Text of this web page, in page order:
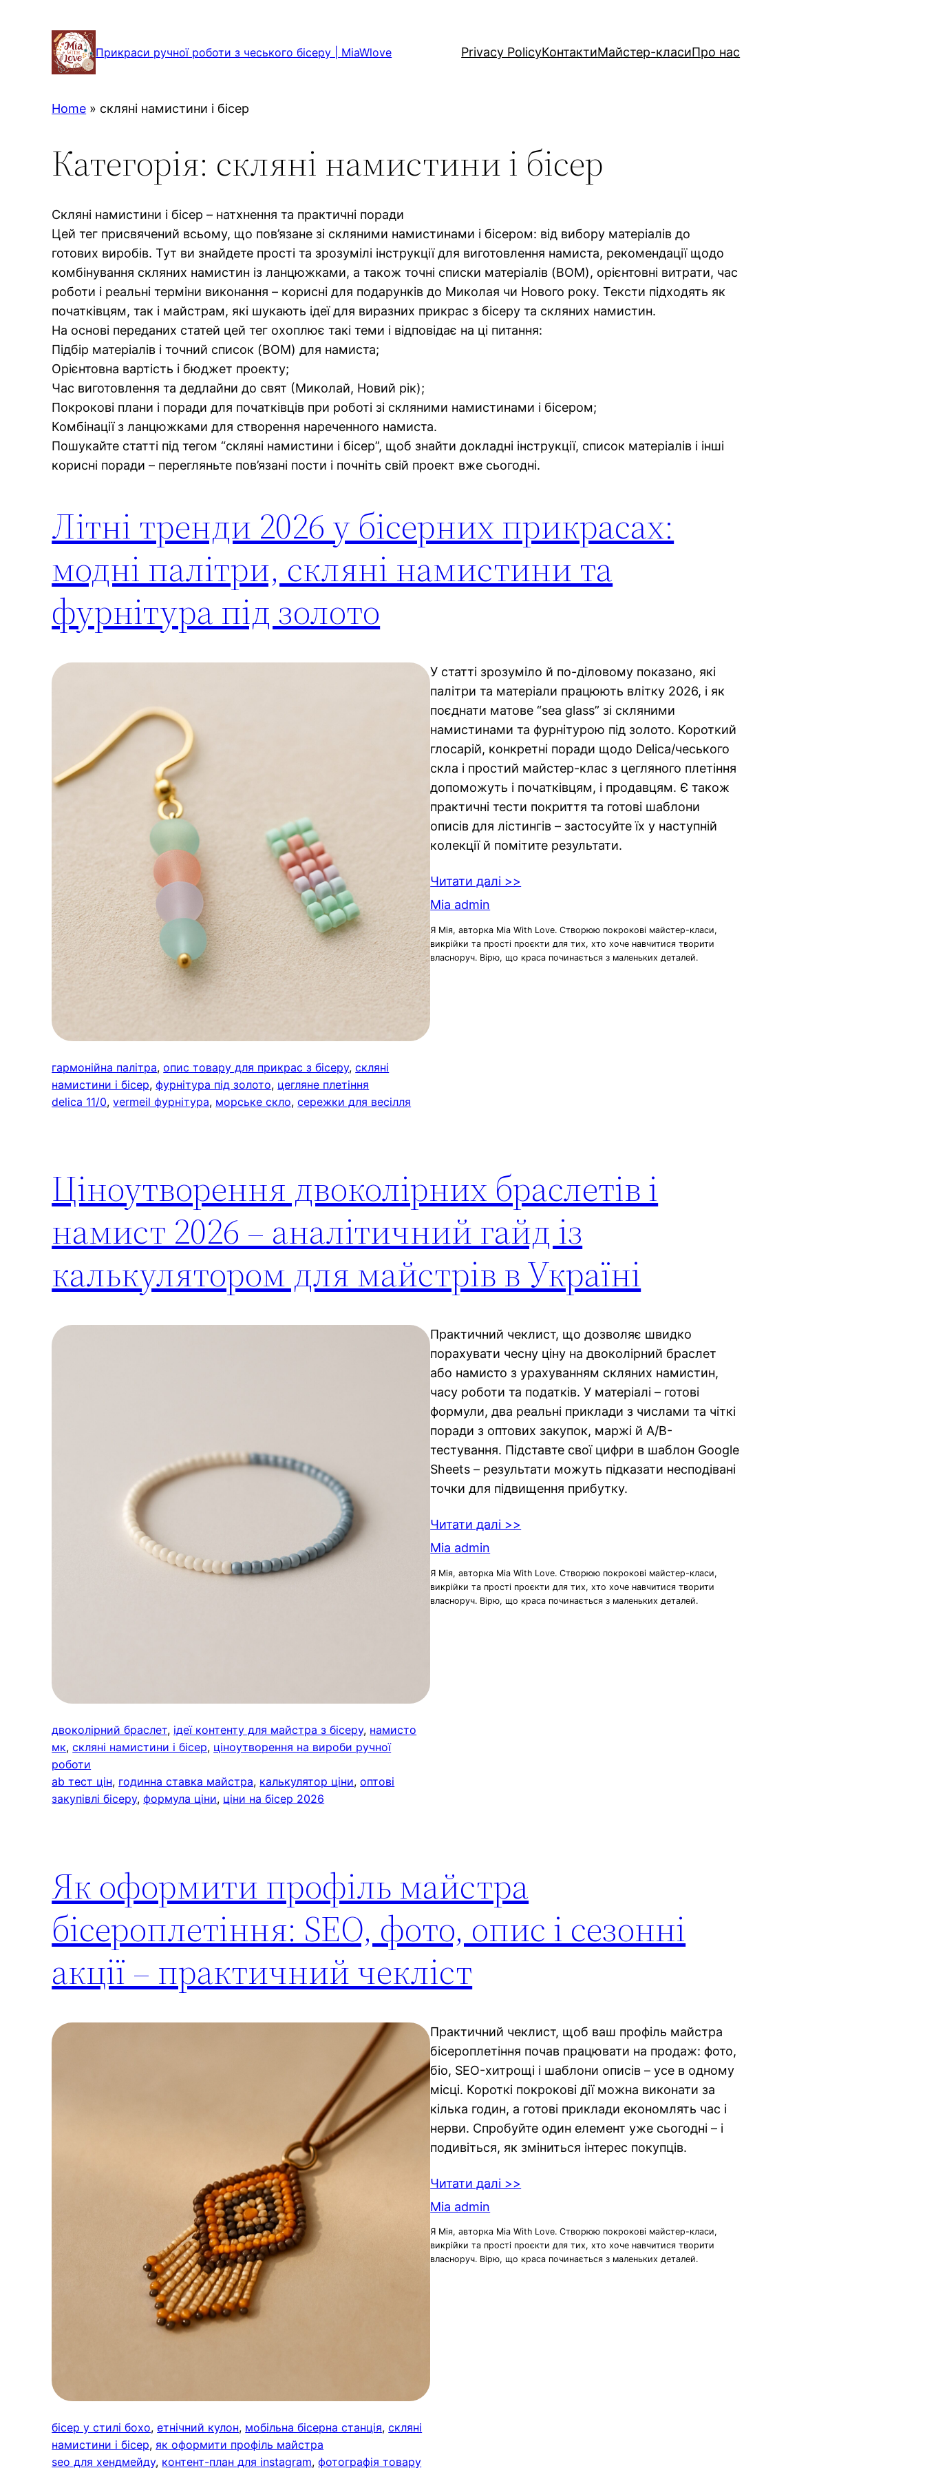
Прикраси ручної роботи з чеського бісеру | MiaWlove Privacy PolicyКонтактиМайстер-класиПро нас
Home » скляні намистини і бісер
Категорія: скляні намистини і бісер
Скляні намистини і бісер – натхнення та практичні поради
Цей тег присвячений всьому, що пов’язане зі скляними намистинами і бісером: від вибору матеріалів до
готових виробів. Тут ви знайдете прості та зрозумілі інструкції для виготовлення намиста, рекомендації щодо
комбінування скляних намистин із ланцюжками, а також точні списки матеріалів (BOM), орієнтовні витрати, час
роботи і реальні терміни виконання – корисні для подарунків до Миколая чи Нового року. Тексти підходять як
початківцям, так і майстрам, які шукають ідеї для виразних прикрас з бісеру та скляних намистин.
На основі переданих статей цей тег охоплює такі теми і відповідає на ці питання:
Підбір матеріалів і точний список (BOM) для намиста;
Орієнтовна вартість і бюджет проекту;
Час виготовлення та дедлайни до свят (Миколай, Новий рік);
Покрокові плани і поради для початківців при роботі зі скляними намистинами і бісером;
Комбінації з ланцюжками для створення нареченного намиста.
Пошукайте статті під тегом “скляні намистини і бісер”, щоб знайти докладні інструкції, список матеріалів і інші
корисні поради – перегляньте пов’язані пости і почніть свій проект вже сьогодні.
Літні тренди 2026 у бісерних прикрасах:
модні палітри, скляні намистини та
фурнітура під золото
гармонійна палітра, опис товару для прикрас з бісеру, скляні
намистини і бісер, фурнітура під золото, цегляне плетіння
delica 11/0, vermeil фурнітура, морське скло, сережки для весілля
У статті зрозуміло й по-діловому показано, які
палітри та матеріали працюють влітку 2026, і як
поєднати матове “sea glass” зі скляними
намистинами та фурнітурою під золото. Короткий
глосарій, конкретні поради щодо Delica/чеського
скла і простий майстер-клас з цегляного плетіння
допоможуть і початківцям, і продавцям. Є також
практичні тести покриття та готові шаблони
описів для лістингів – застосуйте їх у наступній
колекції й помітите результати.
Читати далі >>
Mia admin
Я Мія, авторка Mia With Love. Створюю покрокові майстер-класи,
викрійки та прості проєкти для тих, хто хоче навчитися творити
власноруч. Вірю, що краса починається з маленьких деталей.
Ціноутворення двоколірних браслетів і
намист 2026 – аналітичний гайд із
калькулятором для майстрів в Україні
двоколірний браслет, ідеї контенту для майстра з бісеру, намисто
мк, скляні намистини і бісер, ціноутворення на вироби ручної
роботи
ab тест цін, годинна ставка майстра, калькулятор ціни, оптові
закупівлі бісеру, формула ціни, ціни на бісер 2026
Практичний чеклист, що дозволяє швидко
порахувати чесну ціну на двоколірний браслет
або намисто з урахуванням скляних намистин,
часу роботи та податків. У матеріалі – готові
формули, два реальні приклади з числами та чіткі
поради з оптових закупок, маржі й A/B-
тестування. Підставте свої цифри в шаблон Google
Sheets – результати можуть підказати несподівані
точки для підвищення прибутку.
Читати далі >>
Mia admin
Я Мія, авторка Mia With Love. Створюю покрокові майстер-класи,
викрійки та прості проєкти для тих, хто хоче навчитися творити
власноруч. Вірю, що краса починається з маленьких деталей.
Як оформити профіль майстра
бісероплетіння: SEO, фото, опис і сезонні
акції – практичний чекліст
бісер у стилі бохо, етнічний кулон, мобільна бісерна станція, скляні
намистини і бісер, як оформити профіль майстра
seo для хендмейду, контент-план для instagram, фотографія товару
Практичний чеклист, щоб ваш профіль майстра
бісероплетіння почав працювати на продаж: фото,
біо, SEO-хитрощі і шаблони описів – усе в одному
місці. Короткі покрокові дії можна виконати за
кілька годин, а готові приклади економлять час і
нерви. Спробуйте один елемент уже сьогодні – і
подивіться, як зміниться інтерес покупців.
Читати далі >>
Mia admin
Я Мія, авторка Mia With Love. Створюю покрокові майстер-класи,
викрійки та прості проєкти для тих, хто хоче навчитися творити
власноруч. Вірю, що краса починається з маленьких деталей.